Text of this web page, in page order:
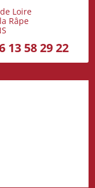
Loire
Râpe
13 58 29 22